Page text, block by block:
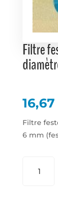
Filtre
16,67
Filtre
6 mm